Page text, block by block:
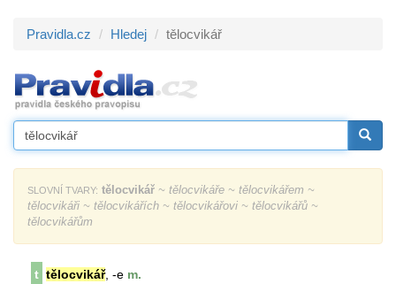
Pravidla.cz Hledej tělocvikář
SLOVNÍ TVARY: tělocvikář ~ tělocvikáře ~ tělocvikářem ~
tělocvikáři ~ tělocvikářích ~ tělocvikářovi ~ tělocvikářů ~
tělocvikářům
t tělocvikář, -e m.